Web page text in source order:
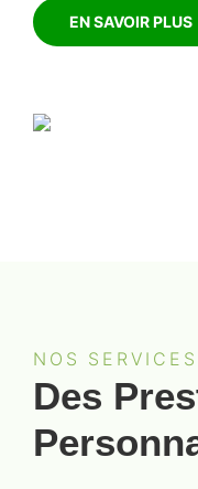
EN SAVOIR PLUS
NOS SERVICES
Des